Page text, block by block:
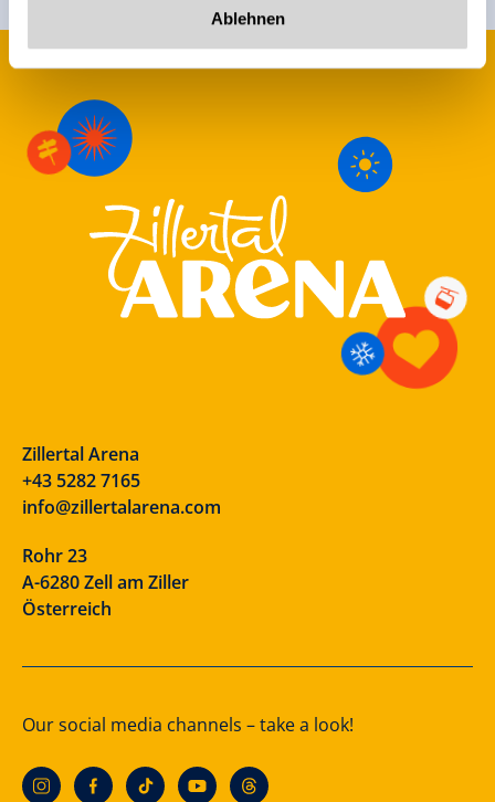
Ablehnen
Zillertal Arena
+43 5282 7165
info@zillertalarena.com
Rohr 23
A-6280 Zell am Ziller
Österreich
Our social media channels – take a look!